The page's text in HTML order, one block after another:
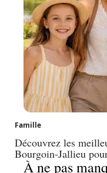
Famille
Découvrez les
Bourgoin-Jallieu
À ne pas